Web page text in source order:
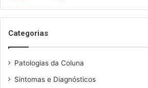
Categorias
Patologias da Coluna
Sintomas e Diagnósticos